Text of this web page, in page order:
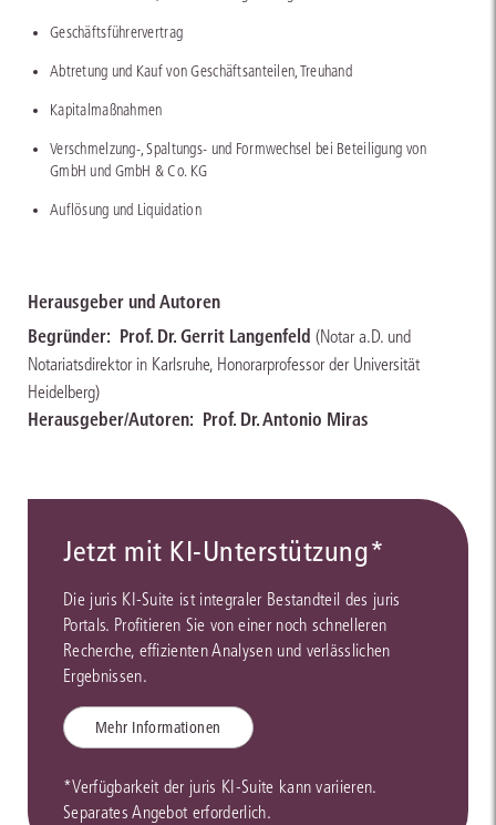
Geschäftsführervertrag
Abtretung und Kauf von Geschäftsanteilen, Treuhand
Kapitalmaßnahmen
Verschmelzung-, Spaltungs- und Formwechsel bei Beteiligung von
GmbH und GmbH & Co. KG
Auflösung und Liquidation
Herausgeber und Autoren
Begründer: Prof. Dr. Gerrit Langenfeld (Notar a.D. und
Notariatsdirektor in Karlsruhe, Honorarprofessor der Universität
Heidelberg)
Herausgeber/Autoren: Prof. Dr. Antonio Miras
Jetzt mit KI-Unterstützung*
Die juris KI-Suite ist integraler Bestandteil des juris
Portals. Profitieren Sie von einer noch schnelleren
Recherche, effizienten Analysen und verlässlichen
Ergebnissen.
Mehr Informationen
*Verfügbarkeit der juris KI-Suite kann variieren.
Separates Angebot erforderlich.